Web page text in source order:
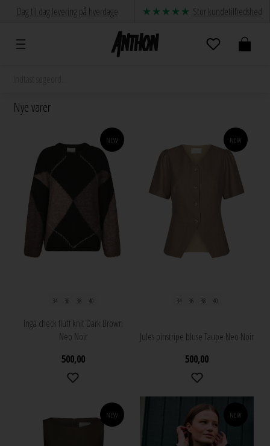
Dag til dag levering på hverdage Stor kundetilfredshed
Nye varer
NEW
34 36 38 40
Inga check fluff knit Dark Brown
Neo Noir
500,00
NEW
34 36 38 40
Jules pinstripe bluse Taupe Neo Noir
500,00
NEW NEW